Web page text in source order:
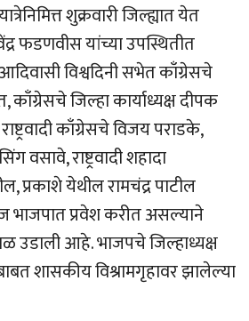
शुक्रवारी जिल्ह्यात येत
फडणवीस यांच्या उपस्थितीत
विश्वदिनी सभेत काँग्रेसचे
काँग्रेसचे जिल्हा कार्याध्यक्ष दीपक
काँग्रेसचे विजय पराडके,
वसावे, राष्ट्रवादी शहादा
प्रकाशे येथील रामचंद्र पाटील
भाजपात प्रवेश करीत असल्याने
उडाली आहे. भाजपचे जिल्हाध्यक्ष
शासकीय विश्रामगृहावर झालेल्या